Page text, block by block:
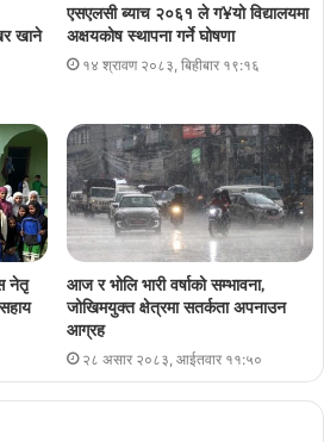
खाने
एसएलसी ब्याच २०६१ ले ग¥यो विद्यालयमा
अक्षयकोष स्थापना गर्ने घोषणा
१४ श्रावण २०८३, बिहीबार १९:१६
नेतृ
आज र भोलि भारी वर्षाको सम्भावना,
जोखिमयुक्त क्षेत्रमा सतर्कता अपनाउन
आग्रह
२८ असार २०८३, आईतवार ११:५०